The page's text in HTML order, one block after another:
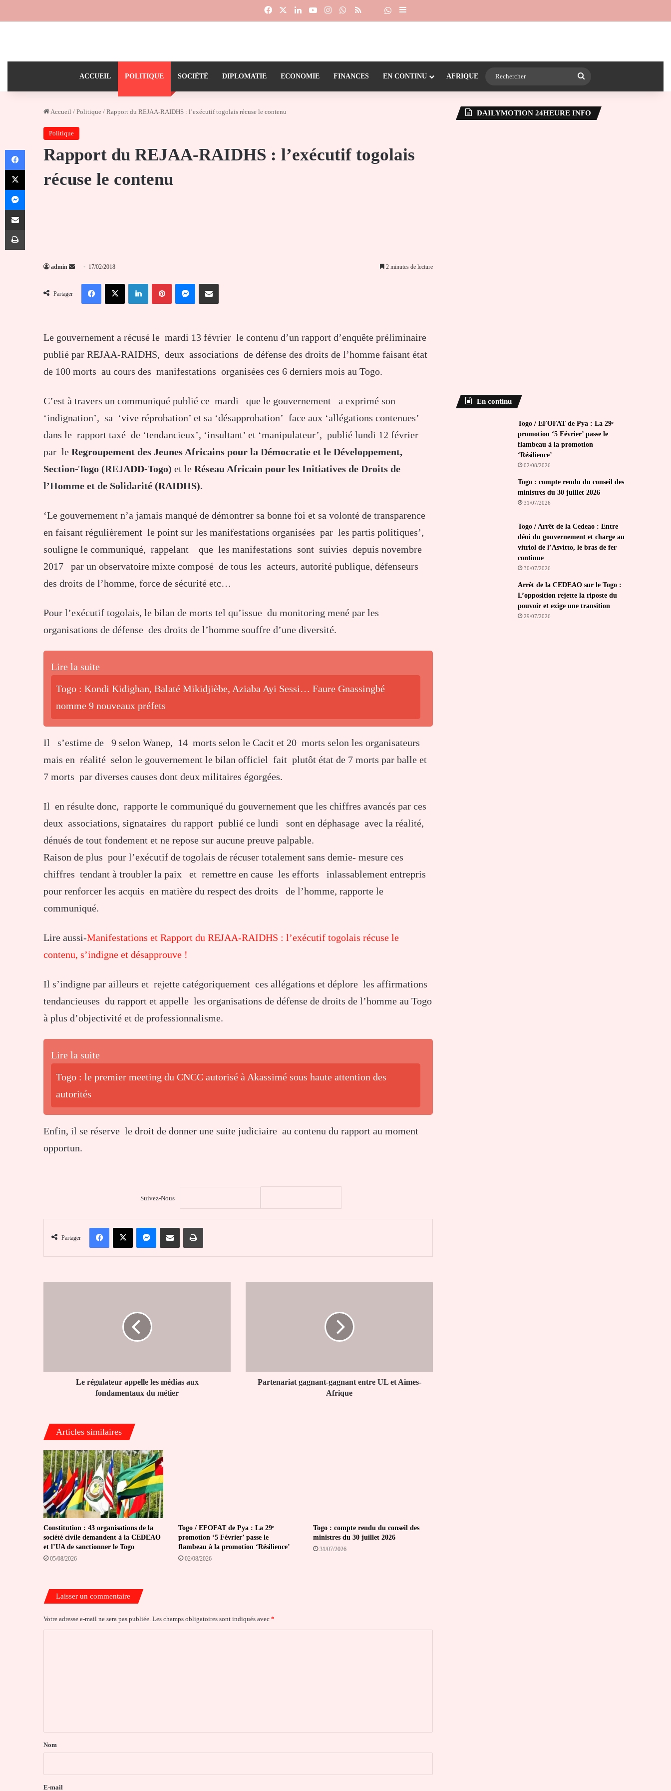
FacebookLinkedinYouTubeInstagramWhatsApp
RSS Dailymotion
Suivre la chaîne 24heureinfo sur WhatsApp
Sidebar (barre latérale)
ACCUEIL POLITIQUE SOCIÉTÉ DIPLOMATIE ECONOMIE FINANCES EN CONTINU AFRIQUE
Accueil / Politique / Rapport du REJAA-RAIDHS : l’exécutif togolais récuse le contenu
Politique
Rapport du REJAA-RAIDHS : l’exécutif togolais
récuse le contenu
admin
Envoyer
courriel
17/02/2018 2 minutes de lecture
Partager
FacebookX LinkedinPinterestMessengerPartager par email
Le gouvernement a récusé le mardi 13 février le contenu d’un rapport d’enquête préliminaire
publié par REJAA-RAIDHS, deux associations de défense des droits de l’homme faisant état
de 100 morts au cours des manifestations organisées ces 6 derniers mois au Togo.
C’est à travers un communiqué publié ce mardi que le gouvernement a exprimé son
‘indignation’, sa ‘vive réprobation’ et sa ‘désapprobation’ face aux ‘allégations contenues’
dans le rapport taxé de ‘tendancieux’, ‘insultant’ et ‘manipulateur’, publié lundi 12 février
par le Regroupement des Jeunes Africains pour la Démocratie et le Développement,
Section-Togo (REJADD-Togo) et le Réseau Africain pour les Initiatives de Droits de
l’Homme et de Solidarité (RAIDHS).
‘Le gouvernement n’a jamais manqué de démontrer sa bonne foi et sa volonté de transparence
en faisant régulièrement le point sur les manifestations organisées par les partis politiques’,
souligne le communiqué, rappelant que les manifestations sont suivies depuis novembre
2017 par un observatoire mixte composé de tous les acteurs, autorité publique, défenseurs
des droits de l’homme, force de sécurité etc…
Pour l’exécutif togolais, le bilan de morts tel qu’issue du monitoring mené par les
organisations de défense des droits de l’homme souffre d’une diversité.
Lire la suite
Togo : Kondi Kidighan, Balaté Mikidjièbe, Aziaba Ayi Sessi… Faure Gnassingbé
nomme 9 nouveaux préfets
Il s’estime de 9 selon Wanep, 14 morts selon le Cacit et 20 morts selon les organisateurs
mais en réalité selon le gouvernement le bilan officiel fait plutôt état de 7 morts par balle et
7 morts par diverses causes dont deux militaires égorgées.
Il en résulte donc, rapporte le communiqué du gouvernement que les chiffres avancés par ces
deux associations, signataires du rapport publié ce lundi sont en déphasage avec la réalité,
dénués de tout fondement et ne repose sur aucune preuve palpable.
Raison de plus pour l’exécutif de togolais de récuser totalement sans demie- mesure ces
chiffres tendant à troubler la paix et remettre en cause les efforts inlassablement entrepris
pour renforcer les acquis en matière du respect des droits de l’homme, rapporte le
communiqué.
Lire aussi-Manifestations et Rapport du REJAA-RAIDHS : l’exécutif togolais récuse le
contenu, s’indigne et désapprouve !
Il s’indigne par ailleurs et rejette catégoriquement ces allégations et déplore les affirmations
tendancieuses du rapport et appelle les organisations de défense de droits de l’homme au Togo
à plus d’objectivité et de professionnalisme.
Lire la suite
Togo : le premier meeting du CNCC autorisé à Akassimé sous haute attention des
autorités
Enfin, il se réserve le droit de donner une suite judiciaire au contenu du rapport au moment
opportun.
Suivez-Nous
Partager
FacebookX MessengerPartager par email Imprimer
métier
Le régulateur appelle les médias aux
fondamentaux du métier
Partenariat gagnant-gagnant entre UL et Aimes-
Afrique
Articles similaires
Constitution : 43 organisations de la
société civile demandent à la CEDEAO
et l’UA de sanctionner le Togo
05/08/2026
Togo / EFOFAT de Pya : La 29ᵉ
promotion ‘5 Février’ passe le
flambeau à la promotion ‘Résilience’
02/08/2026
Togo : compte rendu du conseil des
ministres du 30 juillet 2026
31/07/2026
Laisser un commentaire
Votre adresse e-mail ne sera pas publiée. Les champs obligatoires sont indiqués avec *
a
e
Nom
E-mail
DAILYMOTION 24HEURE INFO
En continu
Togo / EFOFAT de Pya : La 29ᵉ
promotion ‘5 Février’ passe le
flambeau à la promotion
‘Résilience’
02/08/2026
Togo : compte rendu du conseil des
ministres du 30 juillet 2026
31/07/2026
Togo / Arrêt de la Cedeao : Entre
déni du gouvernement et charge au
vitriol de l’Asvitto, le bras de fer
continue
30/07/2026
Arrêt de la CEDEAO sur le Togo :
L’opposition rejette la riposte du
pouvoir et exige une transition
29/07/2026
Facebook
X
Messenger
Partager par email